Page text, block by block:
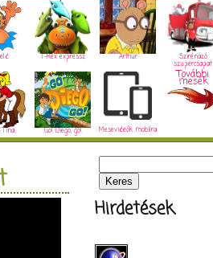
T-Rex expressz Arthur Szirénázó
szupercsapat
Tina Go! Diego, go! Mesevideók mobilra
További
mesék
Hirdetések